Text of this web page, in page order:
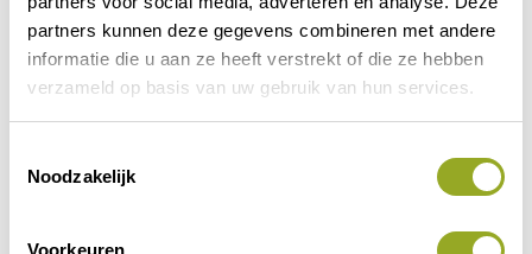
partners kunnen deze gegevens combineren met andere
informatie die u aan ze heeft verstrekt of die ze hebben
verzameld op basis van uw gebruik van hun services.
Noodzakelijk
Voorkeuren